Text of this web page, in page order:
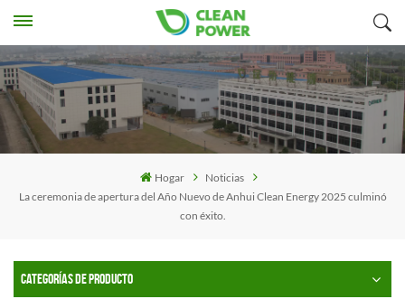
Hogar
Noticias
La ceremonia de apertura del Año Nuevo de Anhui Clean Energy 2025 culminó
con éxito.
CATEGORÍAS DE PRODUCTO